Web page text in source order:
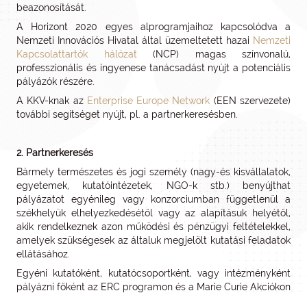
beazonosítását.
A Horizont 2020 egyes alprogramjaihoz kapcsolódva a
Nemzeti Innovációs Hivatal által üzemeltetett hazai Nemzeti
Kapcsolattartók hálózat (NCP) magas színvonalú,
professzionális és ingyenese tanácsadást nyújt a potenciális
pályázók részére.
A KKV-knak az Enterprise Europe Network (EEN szervezete)
további segítséget nyújt, pl. a partnerkeresésben.
2. Partnerkeresés
Bármely természetes és jogi személy (nagy-és kisvállalatok,
egyetemek, kutatóintézetek, NGO-k stb.) benyújthat
pályázatot egyénileg vagy konzorciumban függetlenül a
székhelyük elhelyezkedésétől vagy az alapításuk helyétől,
akik rendelkeznek azon működési és pénzügyi feltételekkel,
amelyek szükségesek az általuk megjelölt kutatási feladatok
ellátásához.
Egyéni kutatóként, kutatócsoportként, vagy intézményként
pályázni főként az ERC programon és a Marie Curie Akciókon